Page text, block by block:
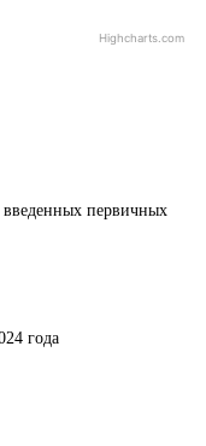
Highcharts.com
первичных
года